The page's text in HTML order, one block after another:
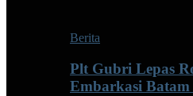
Berita
Plt Gubri Lepas
Embarkasi